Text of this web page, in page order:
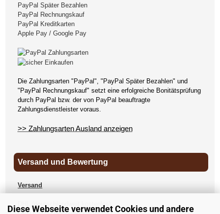
Diese Webseite verwendet Cookies und andere
PayPal Später Bezahlen
PayPal Rechnungskauf
PayPal Kreditkarten
Apple Pay / Google Pay
Die Zahlungsarten "PayPal", "PayPal Später Bezahlen" und
"PayPal Rechnungskauf" setzt eine erfolgreiche Bonitätsprüfung
durch PayPal bzw. der von PayPal beauftragte
Zahlungsdienstleister voraus.
>> Zahlungsarten Ausland anzeigen
Versand und Bewertung
Versand
DHL (deutschlandweit kostenlos)